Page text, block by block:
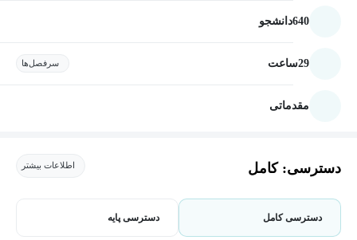
640دانشجو
29ساعت سرفصل‌ها
مقدماتی
دسترسی: کامل اطلاعات بیشتر
دسترسی کامل دسترسی پایه